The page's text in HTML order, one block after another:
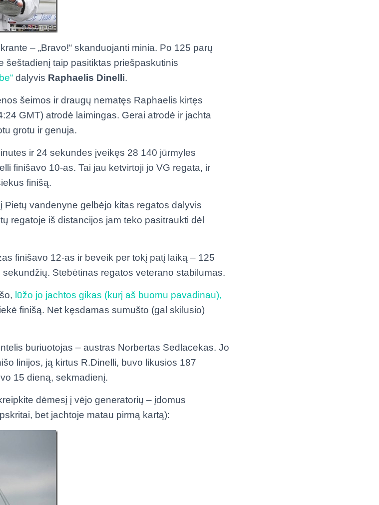
– „Bravo!“ skanduojanti minia. Po 125 parų
šeštadienį taip pasitiktas priešpaskutinis
dalyvis Raphaelis Dinelli.
šeimos ir draugų nematęs Raphaelis kirtęs
GMT) atrodė laimingas. Gerai atrodė ir jachta
grotu ir genuja.
ir 24 sekundes įveikęs 28 140 jūrmyles
finišavo 10-as. Tai jau ketvirtoji jo VG regata, ir
finišą.
Pietų vandenyne gelbėjo kitas regatos dalyvis
regatoje iš distancijos jam teko pasitraukti dėl
finišavo 12-as ir beveik per tokį patį laiką – 125
Stebėtinas regatos veterano stabilumas.
lūžo jo jachtos gikas (kurį aš buomu pavadinau),
finišą. Net kęsdamas sumušto (gal skilusio)
buriuotojas – austras Norbertas Sedlacekas. Jo
linijos, ją kirtus R.Dinelli, buvo likusios 187
15 dieną, sekmadienį.
dėmesį į vėjo generatorių – įdomus
bet jachtoje matau pirmą kartą):